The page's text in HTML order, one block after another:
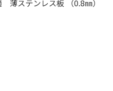
ステンレス板 （0.8㎜）